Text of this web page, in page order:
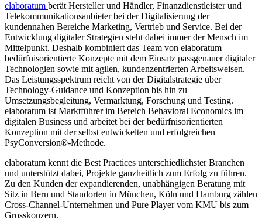
elaboratum berät Hersteller und Händler, Finanzdienstleister und
Telekommunikationsanbieter bei der Digitalisierung der
kundennahen Bereiche Marketing, Vertrieb und Service. Bei der
Entwicklung digitaler Strategien steht dabei immer der Mensch im
Mittelpunkt. Deshalb kombiniert das Team von elaboratum
bedürfnisorientierte Konzepte mit dem Einsatz passgenauer digitaler
Technologien sowie mit agilen, kundenzentrierten Arbeitsweisen.
Das Leistungsspektrum reicht von der Digitalstrategie über
Technology-Guidance und Konzeption bis hin zu
Umsetzungsbegleitung, Vermarktung, Forschung und Testing.
elaboratum ist Marktführer im Bereich Behavioral Economics im
digitalen Business und arbeitet bei der bedürfnisorientierten
Konzeption mit der selbst entwickelten und erfolgreichen
PsyConversion®-Methode.
elaboratum kennt die Best Practices unterschiedlichster Branchen
und unterstützt dabei, Projekte ganzheitlich zum Erfolg zu führen.
Zu den Kunden der expandierenden, unabhängigen Beratung mit
Sitz in Bern und Standorten in München, Köln und Hamburg zählen
Cross-Channel-Unternehmen und Pure Player vom KMU bis zum
Grosskonzern.